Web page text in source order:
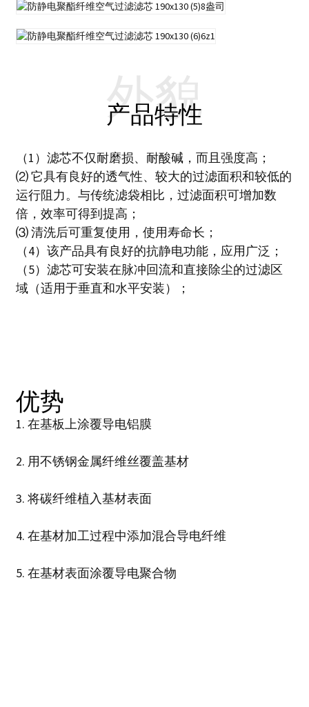
产品特性
外貌
（1）滤芯​​不仅耐磨损、耐酸碱，而且强度高；
⑵ 它具有良好的透气性、较大的过滤面积和较低的
运行阻力。与传统滤袋相比，过滤面积可增加数
倍，效率可得到提高；
⑶ 清洗后可重复使用，使用寿命长；
（4）该产品具有良好的抗静电功能，应用广泛；
（5）滤芯可安装在脉冲回流和直接除尘的过滤区
域（适用于垂直和水平安装）；
优势
1. 在基板上涂覆导电铝膜
2. 用不锈钢金属纤维丝覆盖基材
3. 将碳纤维植入基材表面
4. 在基材加工过程中添加混合导电纤维
5. 在基材表面涂覆导电聚合物